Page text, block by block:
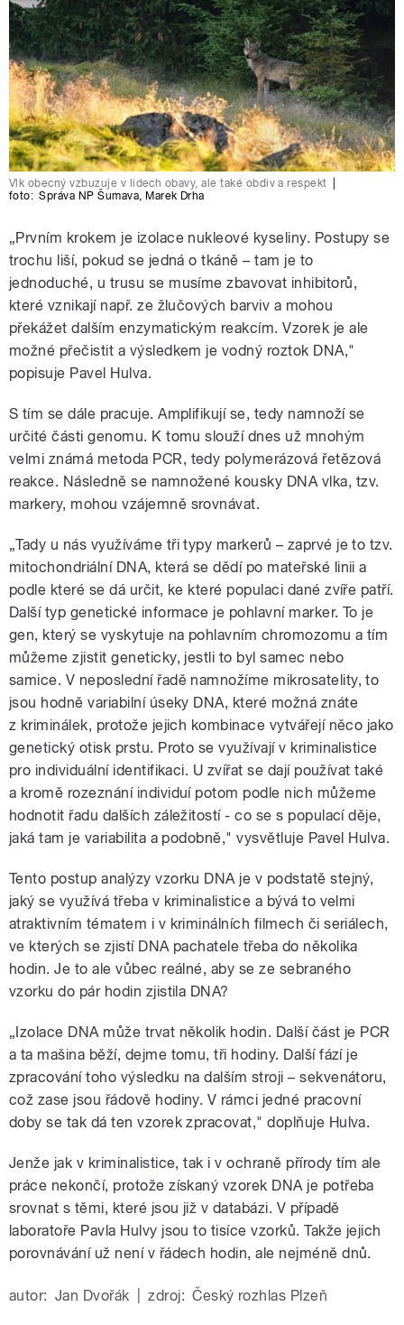
Vlk obecný vzbuzuje v lidech obavy, ale také obdiv a respekt
foto: Správa NP Šumava, Marek Drha
„Prvním krokem je izolace nukleové kyseliny. Postupy se
trochu liší, pokud se jedná o tkáně – tam je to
jednoduché, u trusu se musíme zbavovat inhibitorů,
které vznikají např. ze žlučových barviv a mohou
překážet dalším enzymatickým reakcím. Vzorek je ale
možné přečistit a výsledkem je vodný roztok DNA,"
popisuje Pavel Hulva.
S tím se dále pracuje. Amplifikují se, tedy namnoží se
určité části genomu. K tomu slouží dnes už mnohým
velmi známá metoda PCR, tedy polymerázová řetězová
reakce. Následně se namnožené kousky DNA vlka, tzv.
markery, mohou vzájemně srovnávat.
„Tady u nás využíváme tři typy markerů – zaprvé je to tzv.
mitochondriální DNA, která se dědí po mateřské linii a
podle které se dá určit, ke které populaci dané zvíře patří.
Další typ genetické informace je pohlavní marker. To je
gen, který se vyskytuje na pohlavním chromozomu a tím
můžeme zjistit geneticky, jestli to byl samec nebo
samice. V neposlední řadě namnožíme mikrosatelity, to
jsou hodně variabilní úseky DNA, které možná znáte
z kriminálek, protože jejich kombinace vytvářejí něco jako
genetický otisk prstu. Proto se využívají v kriminalistice
pro individuální identifikaci. U zvířat se dají používat také
a kromě rozeznání individuí potom podle nich můžeme
hodnotit řadu dalších záležitostí - co se s populací děje,
jaká tam je variabilita a podobně," vysvětluje Pavel Hulva.
Tento postup analýzy vzorku DNA je v podstatě stejný,
jaký se využívá třeba v kriminalistice a bývá to velmi
atraktivním tématem i v kriminálních filmech či seriálech,
ve kterých se zjistí DNA pachatele třeba do několika
hodin. Je to ale vůbec reálné, aby se ze sebraného
vzorku do pár hodin zjistila DNA?
„Izolace DNA může trvat několik hodin. Další část je PCR
a ta mašina běží, dejme tomu, tři hodiny. Další fází je
zpracování toho výsledku na dalším stroji – sekvenátoru,
což zase jsou řádově hodiny. V rámci jedné pracovní
doby se tak dá ten vzorek zpracovat," doplňuje Hulva.
Jenže jak v kriminalistice, tak i v ochraně přírody tím ale
práce nekončí, protože získaný vzorek DNA je potřeba
srovnat s těmi, které jsou již v databázi. V případě
laboratoře Pavla Hulvy jsou to tisíce vzorků. Takže jejich
porovnávání už není v řádech hodin, ale nejméně dnů.
autor: Jan Dvořák zdroj: Český rozhlas Plzeň